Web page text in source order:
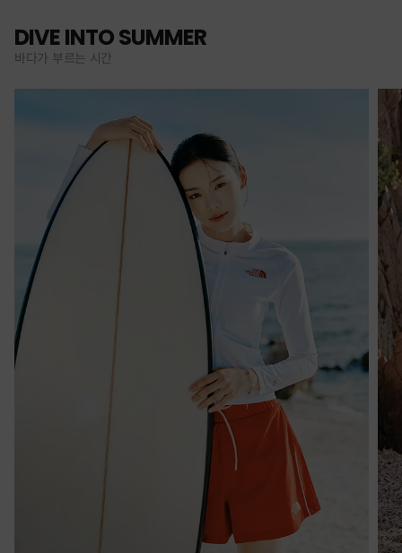
DIVE INTO SUMMER
바다가 부르는 시간